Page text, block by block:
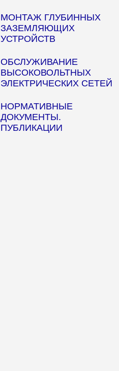
МОНТАЖ ГЛУБИННЫХ
ЗАЗЕМЛЯЮЩИХ
УСТРОЙСТВ
ОБСЛУЖИВАНИЕ
ВЫСОКОВОЛЬТНЫХ
ЭЛЕКТРИЧЕСКИХ СЕТЕЙ
НОРМАТИВНЫЕ
ДОКУМЕНТЫ.
ПУБЛИКАЦИИ